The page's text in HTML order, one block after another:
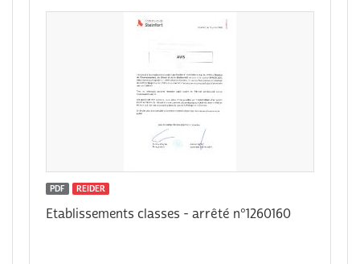
PDF REIDER
Etablissements classes - arrêté n°1260160